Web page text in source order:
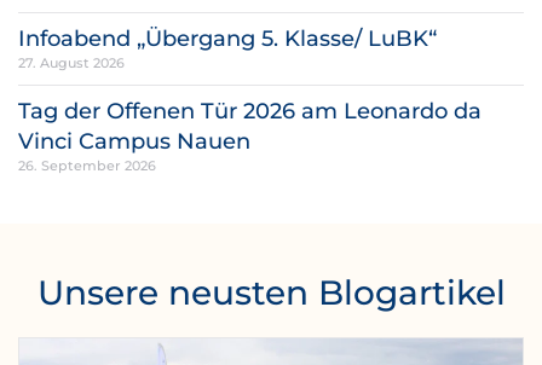
Infoabend „Übergang 5. Klasse/ LuBK“
27. August 2026
Tag der Offenen Tür 2026 am Leonardo da
Vinci Campus Nauen
26. September 2026
Unsere neusten Blogartikel